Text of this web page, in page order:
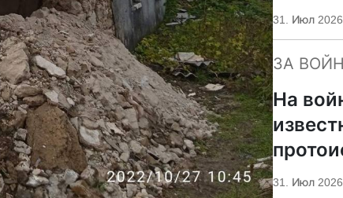
31. Июл 2026
ЗА
На
31. Июл 2026